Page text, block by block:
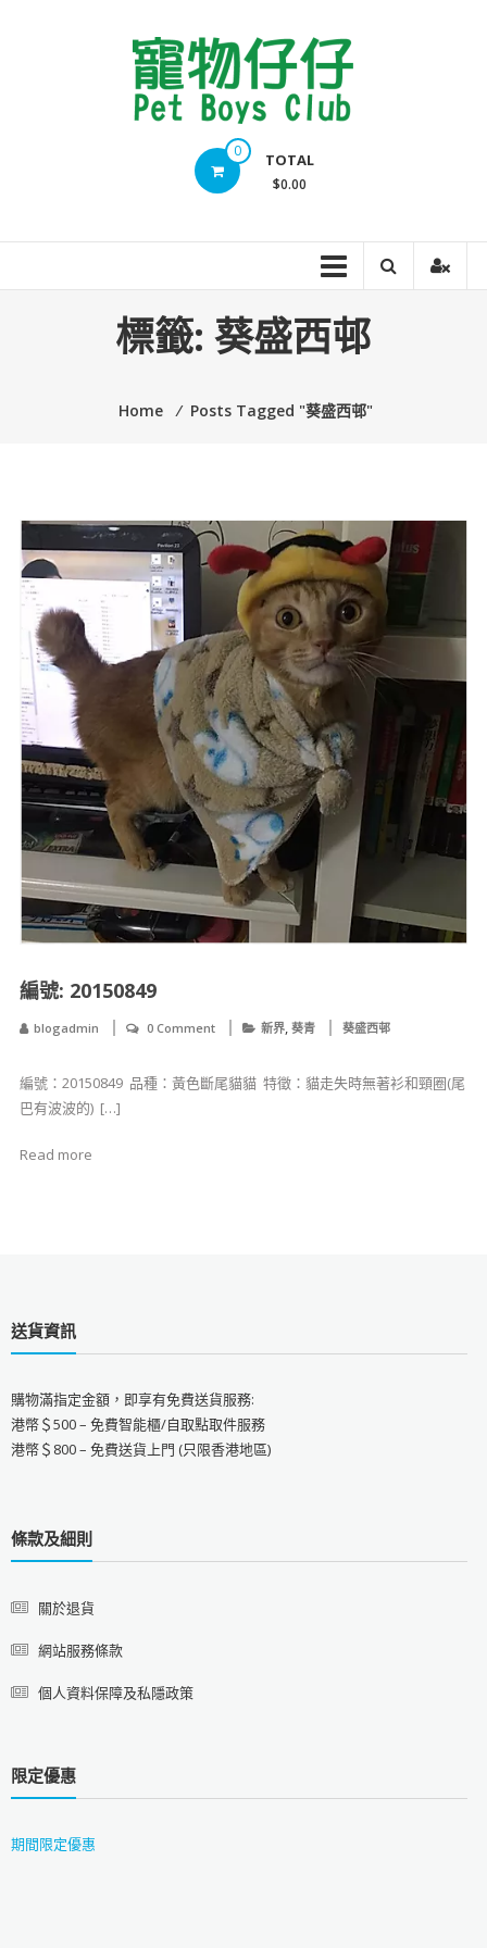
0 TOTAL
$0.00
標籤:葵盛西邨
Home ⁄ Posts Tagged "葵盛西邨"
​​​編號: 20150849
blogadmin 0 Comment 新界, 葵青 葵盛西邨
​​​編號：20150849 ​ 品種：黃色斷尾貓貓 ​ ​​特徵：貓走失時無著衫和頸圈(尾
巴有波波的) ​ […]
Read more
送貨資訊
購物滿指定金額，即享有免費送貨服務:
港幣＄500 – 免費智能櫃/自取點取件服務
港幣＄800 – 免費送貨上門 (只限香港地區)
條款及細則
關於退貨
網站服務條款
個人資料保障及私隱政策
限定優惠
期間限定優惠